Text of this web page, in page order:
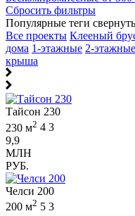
Сбросить фильтры
Популярные теги
Все проекты Клееный
дома 1-этажные 2-этажные
крыша
Тайсон 230
230 м2 4 3
9,9
МЛН
РУБ.
Челси 200
200 м2 5 3